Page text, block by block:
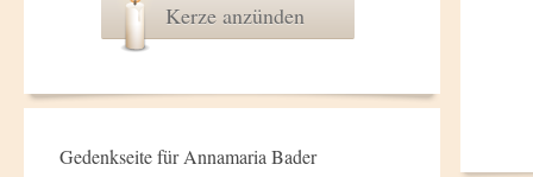
Kerze anzünden
Gedenkseite für Annamaria Bader